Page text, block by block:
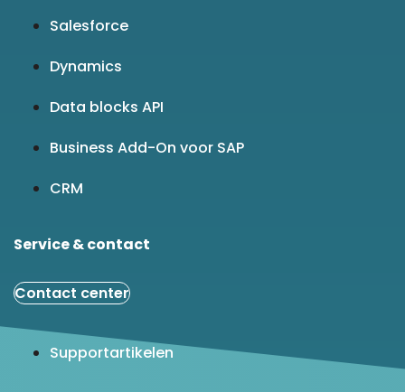
Salesforce
Dynamics
Data blocks API
Business Add-On voor SAP
CRM
Service & contact
Contact center
Supportartikelen